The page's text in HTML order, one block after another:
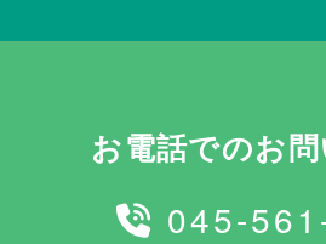
お電話でのお
045-